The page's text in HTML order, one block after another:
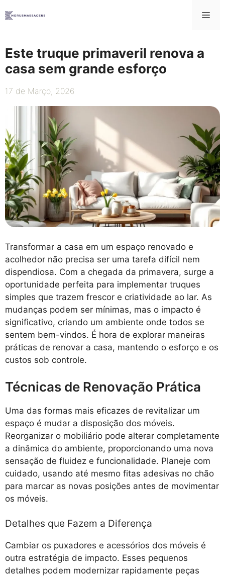
para
Este truque primaveril renova a
casa sem grande esforço
17 de Março, 2026
Transformar a casa em um espaço renovado e
acolhedor não precisa ser uma tarefa difícil nem
dispendiosa. Com a chegada da primavera, surge a
oportunidade perfeita para implementar truques
simples que trazem frescor e criatividade ao lar. As
mudanças podem ser mínimas, mas o impacto é
significativo, criando um ambiente onde todos se
sentem bem-vindos. É hora de explorar maneiras
práticas de renovar a casa, mantendo o esforço e os
custos sob controle.
Técnicas de Renovação Prática
Uma das formas mais eficazes de revitalizar um
espaço é mudar a disposição dos móveis.
Reorganizar o mobiliário pode alterar completamente
a dinâmica do ambiente, proporcionando uma nova
sensação de fluidez e funcionalidade. Planeje com
cuidado, usando até mesmo fitas adesivas no chão
para marcar as novas posições antes de movimentar
os móveis.
Detalhes que Fazem a Diferença
Cambiar os puxadores e acessórios dos móveis é
outra estratégia de impacto. Esses pequenos
detalhes podem modernizar rapidamente peças